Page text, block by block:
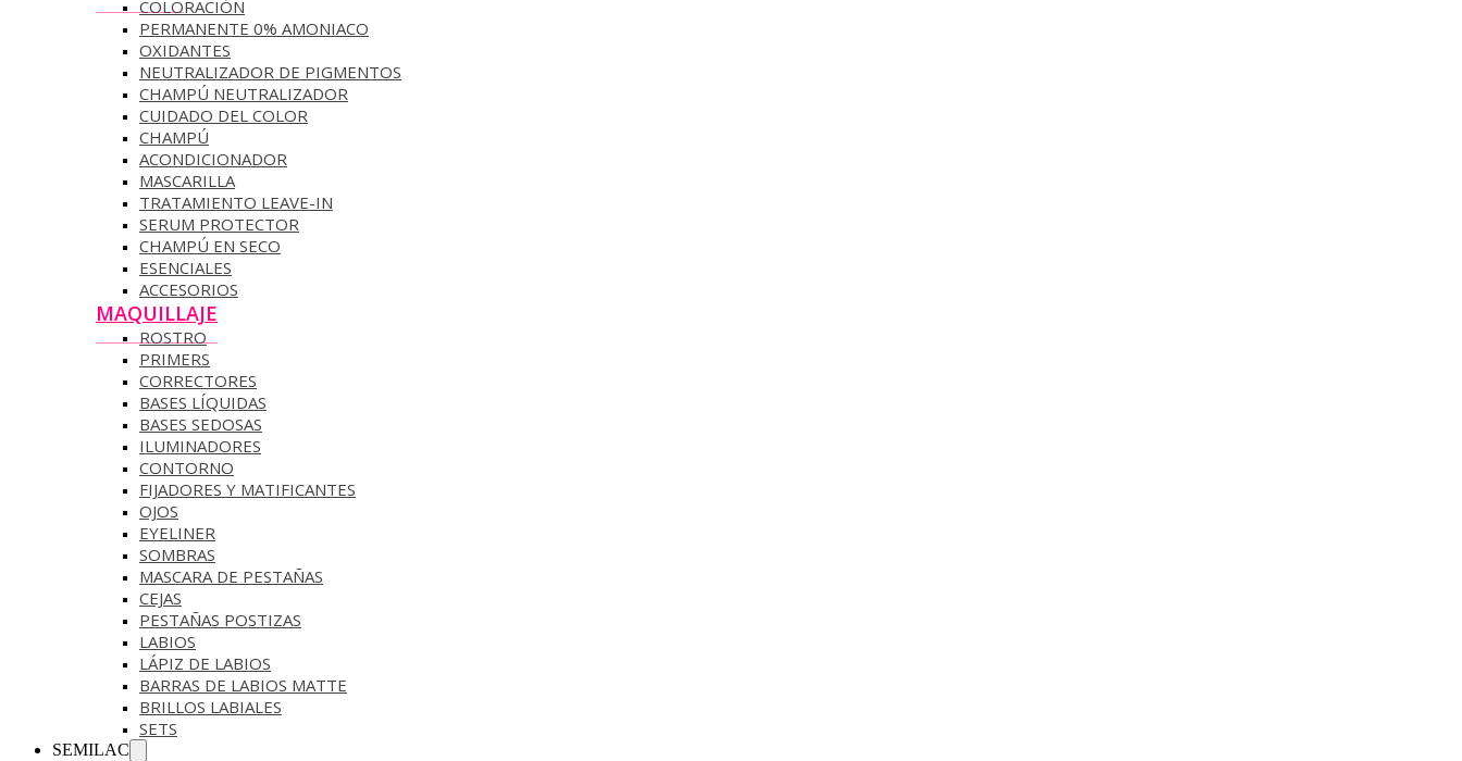
COLORACIÓN
PERMANENTE 0% AMONIACO
OXIDANTES
NEUTRALIZADOR DE PIGMENTOS
CHAMPÚ NEUTRALIZADOR
CUIDADO DEL COLOR
CHAMPÚ
ACONDICIONADOR
MASCARILLA
TRATAMIENTO LEAVE-IN
SERUM PROTECTOR
CHAMPÚ EN SECO
ESENCIALES
ACCESORIOS
MAQUILLAJE
ROSTRO
PRIMERS
CORRECTORES
BASES LÍQUIDAS
BASES SEDOSAS
ILUMINADORES
CONTORNO
FIJADORES Y MATIFICANTES
OJOS
EYELINER
SOMBRAS
MASCARA DE PESTAÑAS
CEJAS
PESTAÑAS POSTIZAS
LABIOS
LÁPIZ DE LABIOS
BARRAS DE LABIOS MATTE
BRILLOS LABIALES
SETS
SEMILAC